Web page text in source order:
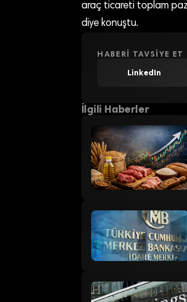
araç ticareti toplam
diye konuştu.
HABERI TAVSIYE ET
LinkedIn
İlgili Haberler